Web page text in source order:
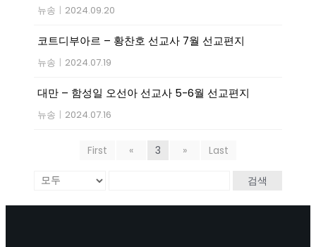
뉴송 | 2024.09.20
코트디부아르 – 황찬호 선교사 7월 선교편지
뉴송 | 2024.07.19
대만 – 함성일 오선아 선교사 5-6월 선교편지
뉴송 | 2024.07.16
First « 3 » Last
검색